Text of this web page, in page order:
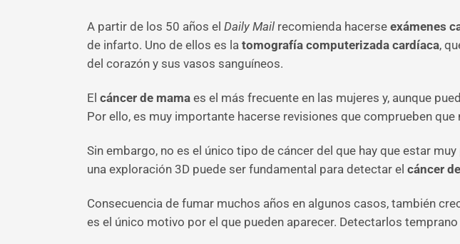
A partir de los 50 años el Daily Mail recomienda hacerse exámenes
de infarto. Uno de ellos es la tomografía computerizada cardíaca,
del corazón y sus vasos sanguíneos.
El cáncer de mama es el más frecuente en las mujeres y, aunque
Por ello, es muy importante hacerse revisiones que comprueben
Sin embargo, no es el único tipo de cáncer del que hay que estar
una exploración 3D puede ser fundamental para detectar el cáncer
Consecuencia de fumar muchos años en algunos casos, también
es el único motivo por el que pueden aparecer. Detectarlos